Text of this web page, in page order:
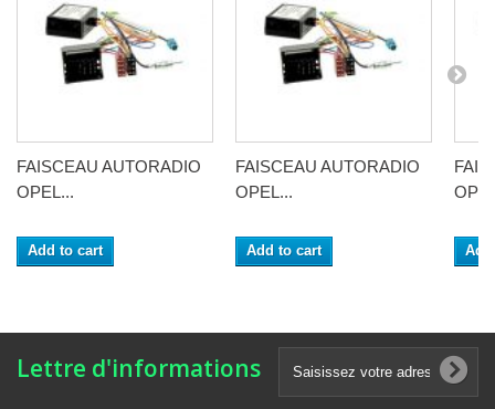
FAISCEAU AUTORADIO
OPEL...
Add to cart
FAISCEAU AUTORADIO
OPEL...
Add to cart
Lettre d'informations